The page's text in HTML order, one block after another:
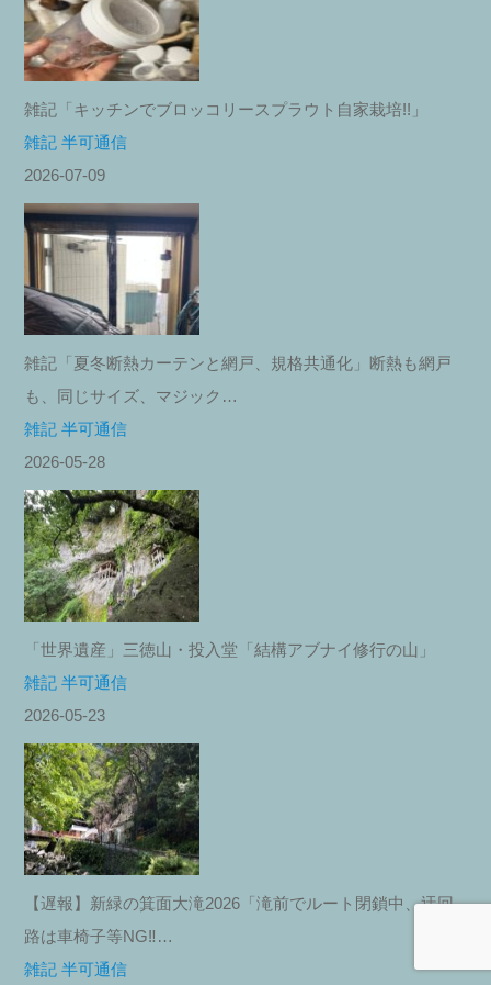
雑記「キッチンでブロッコリースプラウト自家栽培!!」
雑記 半可通信
2026-07-09
雑記「夏冬断熱カーテンと網戸、規格共通化」断熱も網戸
も、同じサイズ、マジック…
雑記 半可通信
2026-05-28
「世界遺産」三徳山・投入堂「結構アブナイ修行の山」
雑記 半可通信
2026-05-23
【遅報】新緑の箕面大滝2026「滝前でルート閉鎖中、迂回
路は車椅子等NG‼︎…
雑記 半可通信